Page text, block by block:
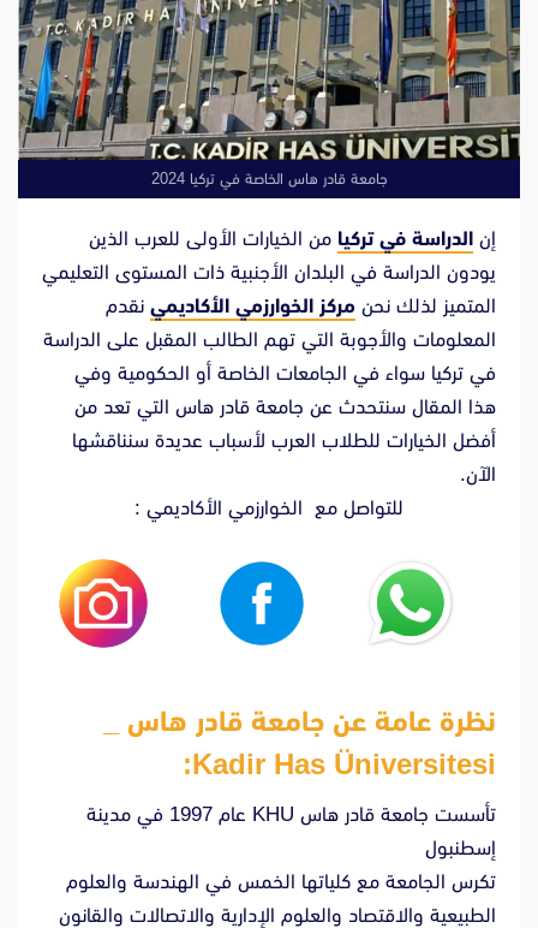
جامعة قادر هاس الخاصة في تركيا 2024
إن الدراسة في تركيا من الخيارات الأولى للعرب الذين
يودون الدراسة في البلدان الأجنبية ذات المستوى التعليمي
المتميز لذلك نحن مركز الخوارزمي الأكاديمي نقدم
المعلومات والأجوبة التي تهم الطالب المقبل على الدراسة
في تركيا سواء في الجامعات الخاصة أو الحكومية وفي
هذا المقال سنتحدث عن جامعة قادر هاس التي تعد من
أفضل الخيارات للطلاب العرب لأسباب عديدة سنناقشها
الآن.
للتواصل مع الخوارزمي الأكاديمي :
نظرة عامة عن جامعة قادر هاس _
Kadir Has Üniversitesi:
تأسست جامعة قادر هاس KHU عام 1997 في مدينة
إسطنبول
تكرس الجامعة مع كلياتها الخمس في الهندسة والعلوم
الطبيعية والاقتصاد والعلوم الإدارية والاتصالات والقانون